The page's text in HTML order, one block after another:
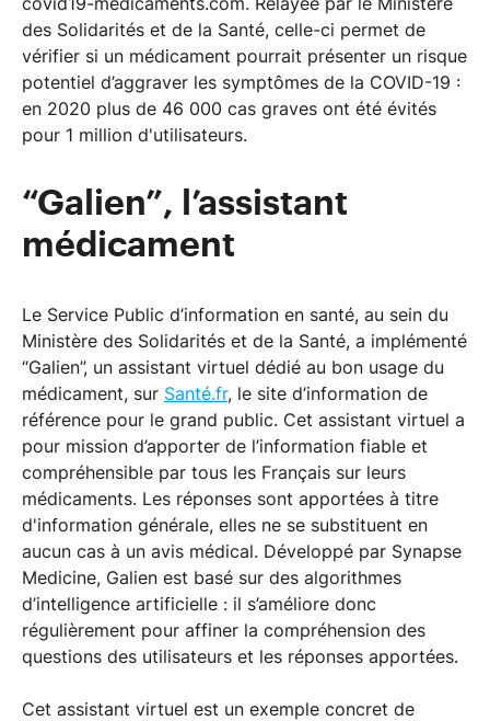
des Solidarités et de la Santé, celle-ci permet de
vérifier si un médicament pourrait présenter un risque
potentiel d’aggraver les symptômes de la COVID-19 :
en 2020 plus de 46 000 cas graves ont été évités
pour 1 million d'utilisateurs.
“Galien”, l’assistant
médicament
Le Service Public d’information en santé, au sein du
Ministère des Solidarités et de la Santé, a implémenté
“Galien”, un assistant virtuel dédié au bon usage du
médicament, sur Santé.fr, le site d’information de
référence pour le grand public. Cet assistant virtuel a
pour mission d’apporter de l’information fiable et
compréhensible par tous les Français sur leurs
médicaments. Les réponses sont apportées à titre
d'information générale, elles ne se substituent en
aucun cas à un avis médical. Développé par Synapse
Medicine, Galien est basé sur des algorithmes
d’intelligence artificielle : il s’améliore donc
régulièrement pour affiner la compréhension des
questions des utilisateurs et les réponses apportées.
Cet assistant virtuel est un exemple concret de